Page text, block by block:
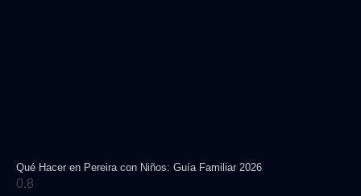
Qué Hacer en Pereira con Niños: Guía Familiar 2026